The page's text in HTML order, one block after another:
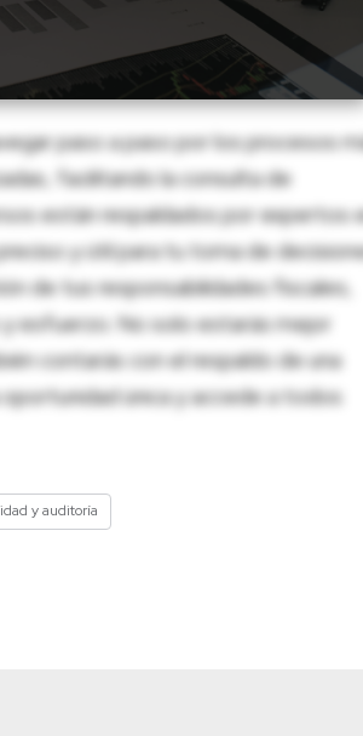
paso a paso por los procesos
facilitando la consulta de
están respaldados por expertos
y útil para tu toma de
de tus responsabilidades fiscales,
esfuerzo. No solo estarás mejor
contarás con el respaldo de una
única y accede a todos
y auditoría